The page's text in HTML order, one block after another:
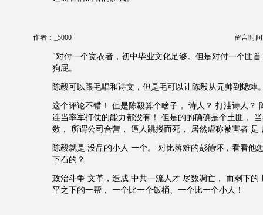
作者：_5000 留言时间
"对付一个宽衣者，初中毕业文化足够。但是对付一个匪
狗屁。
陈毅可以跟毛唱和诗文，但是毛可以让陈毅从元帅到蟋蟀
这个评论不错！ 但是陈毅算个啥子， 诗人？ 打油诗人？
连当率军打仗的能力都没有！ 但是的的确确是个土匪，
数， 所谓公司合营， 逼人跳搂而死， 居然虐称被害者 是
陈毅就是 没品的小人 一个。 对比落难的彭德怀，看看他
下石的？
政治斗争 文革，造成 中共一流人才 尽数凋亡， 而剩下的
平之下的一帮， 一个比一个饭桶、一个比一个小人！